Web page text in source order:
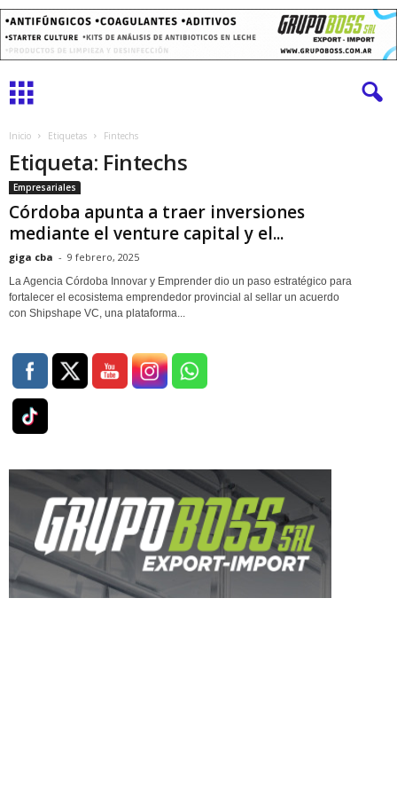
Inicio Etiquetas Fintechs
Etiqueta: Fintechs
Empresariales
Córdoba apunta a traer inversiones
mediante el venture capital y el...
giga cba - 9 febrero, 2025
La Agencia Córdoba Innovar y Emprender dio un paso estratégico para
fortalecer el ecosistema emprendedor provincial al sellar un acuerdo
con Shipshape VC, una plataforma...